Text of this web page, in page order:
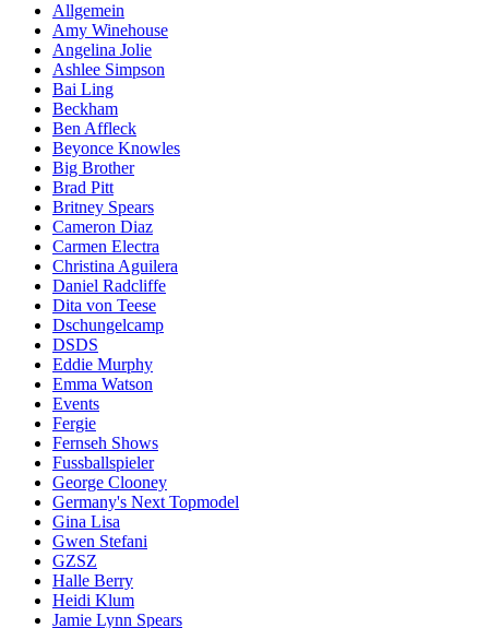
Allgemein
Amy Winehouse
Angelina Jolie
Ashlee Simpson
Bai Ling
Beckham
Ben Affleck
Beyonce Knowles
Big Brother
Brad Pitt
Britney Spears
Cameron Diaz
Carmen Electra
Christina Aguilera
Daniel Radcliffe
Dita von Teese
Dschungelcamp
DSDS
Eddie Murphy
Emma Watson
Events
Fergie
Fernseh Shows
Fussballspieler
George Clooney
Germany's Next Topmodel
Gina Lisa
Gwen Stefani
GZSZ
Halle Berry
Heidi Klum
Jamie Lynn Spears